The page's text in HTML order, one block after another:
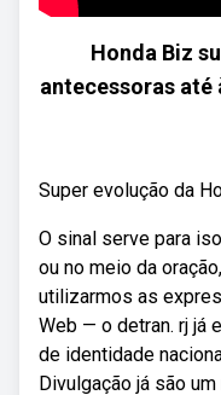
Honda Biz
antecessoras até
Super evolução da
O sinal serve para
ou no meio da
utilizarmos as
Web — o detran. rj já
de identidade
Divulgação já são